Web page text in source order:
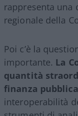
rappresenta una
regionale della
Poi c’è la
importante. La
quantità
finanza pubblica
interoperabilità